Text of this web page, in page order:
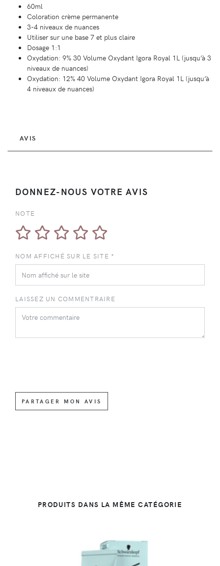
60ml
Coloration crème permanente
3-4 niveaux de nuances
Utiliser sur une base 7 et plus claire
Dosage 1:1
Oxydation: 9% 30 Volume Oxydant Igora Royal 1L (jusqu’à 3
niveaux de nuances)
Oxydation: 12% 40 Volume Oxydant Igora Royal 1L (jusqu’à
4 niveaux de nuances)
AVIS
DONNEZ-NOUS VOTRE AVIS
NOTE
NOM AFFICHÉ SUR LE SITE *
LAISSEZ UN COMMENTRAIRE
PARTAGER MON AVIS
PRODUITS DANS LA MÊME CATÉGORIE